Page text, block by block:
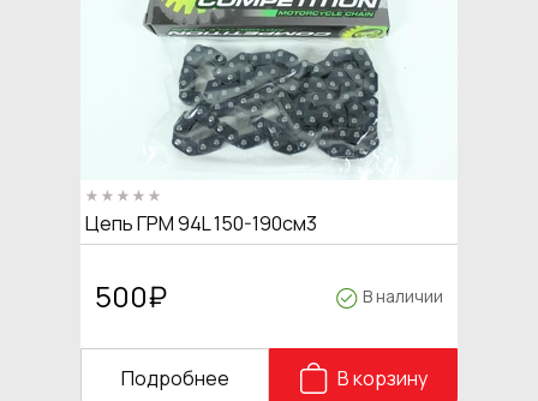
Цепь ГРМ 94L 150-190см3
500₽ В наличии
Подробнее В корзину